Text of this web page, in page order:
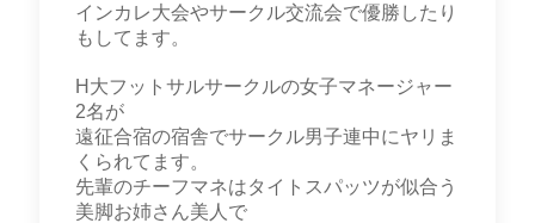
インカレ大会やサークル交流会で優勝したり
もしてます。
H大フットサルサークルの女子マネージャー
2名が
遠征合宿の宿舎でサークル男子連中にヤリま
くられてます。
先輩のチーフマネはタイトスパッツが似合う
美脚お姉さん美人で